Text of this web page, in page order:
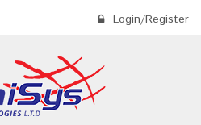
Login/Register